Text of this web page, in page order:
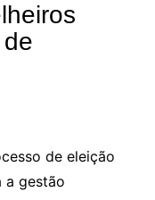
de eleição
a gestão